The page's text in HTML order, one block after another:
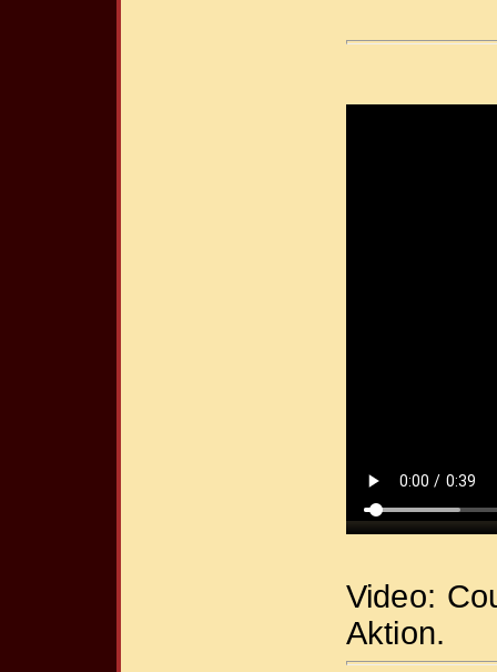
Video:
Aktion.